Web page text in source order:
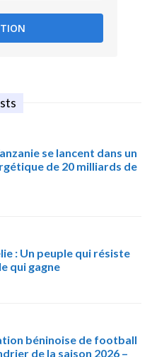
se lancent dans un
de 20 milliards de
: Un peuple qui résiste
qui gagne
béninoise de football
de la saison 2026 –